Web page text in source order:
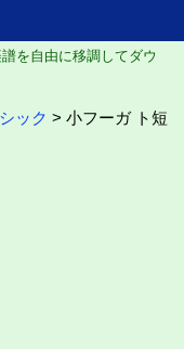
を自由に移調してダウ
ック > 小フーガ ト短